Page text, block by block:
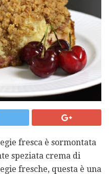
fresca è sormontata
speziata crema di
fresche, questa è una